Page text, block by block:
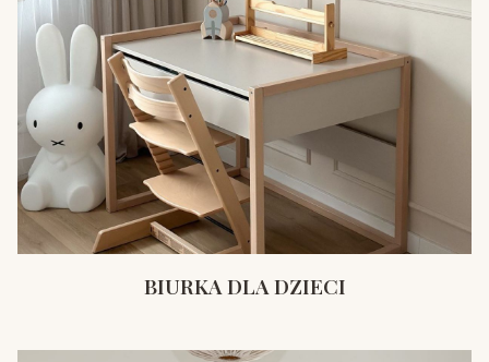
BIURKA DLA DZIECI